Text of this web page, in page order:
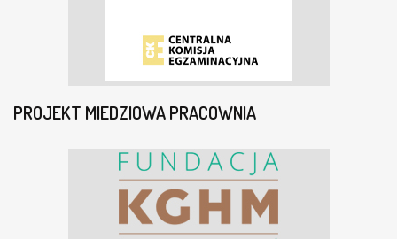
PROJEKT MIEDZIOWA PRACOWNIA